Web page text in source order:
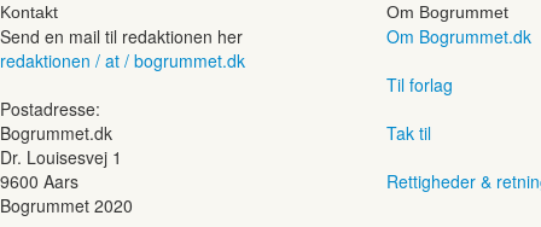
Kontakt
Send en mail til redaktionen her
redaktionen / at / bogrummet.dk
Postadresse:
Bogrummet.dk
Dr. Louisesvej 1
9600 Aars
Om Bogrummet
Om Bogrummet.dk
Til forlag
Tak til
Rettigheder &
Bogrummet 2020